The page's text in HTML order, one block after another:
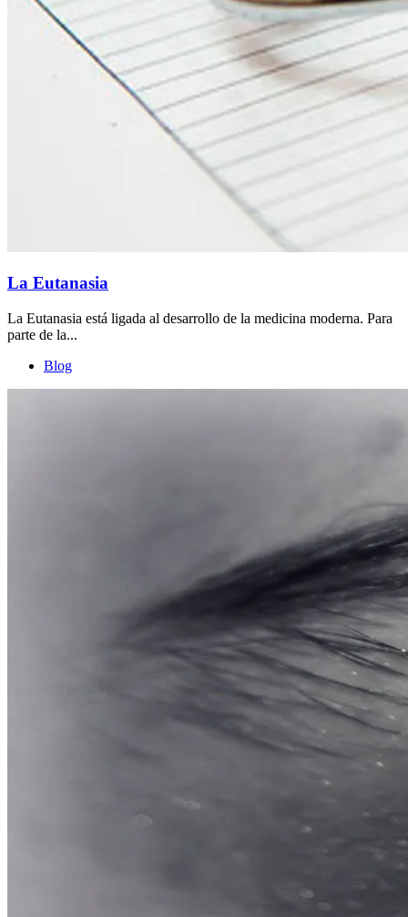
La Eutanasia
La Eutanasia está ligada al desarrollo de la medicina moderna. Para
parte de la...
Blog